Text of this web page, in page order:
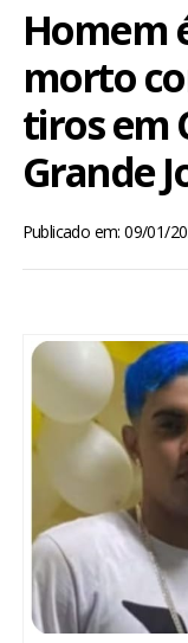
INÍCIO
POMBAL E REGIÃO
ESPORTES
ENTRETENIMENTO
ENQUETE
TV LPB
FOTOS
Homem
morto
tiros em
Grande
Publicado em: 09/01/